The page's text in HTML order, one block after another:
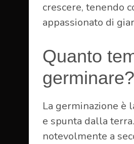
crescere, tenendo
appassionato di
Quanto
germinare?
La germinazione è
e spunta dalla
notevolmente a